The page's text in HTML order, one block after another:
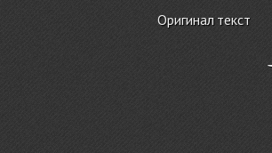
Оригинал текст